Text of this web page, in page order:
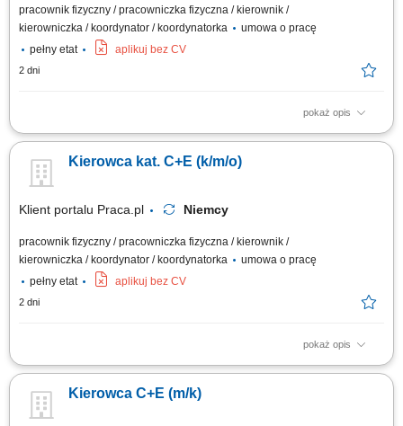
pracownik fizyczny / pracowniczka fizyczna / kierownik /
kierowniczka / koordynator / koordynatorka
umowa o pracę
pełny etat
aplikuj bez CV
2 dni
pokaż opis
Bezpieczny transport materiałów budowlanych, ciężkich maszyn oraz
Niemiec. Obsługa powierzonego zestawu ciężarowego oraz dbanie o
prawidłowe zabezpieczenie ładunku przed drogą. Aktywny udział w
Kierowca kat. C+E (k/m/o)
Klient portalu Praca.pl Niemcy
pracownik fizyczny / pracowniczka fizyczna / kierownik /
kierowniczka / koordynator / koordynatorka
umowa o pracę
pełny etat
aplikuj bez CV
2 dni
pokaż opis
Prowadzenie pojazdów ciężarowych o DMC pow. 3,5 t z
budowlanych. Transport gabarytów, maszyn budowlanych oraz
elementów konstrukcyjnych pomiędzy lokalizacjami wykonawczymi.
Kierowca C+E (m/k)